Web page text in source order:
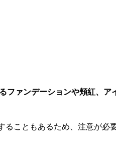
ファンデーションや頬紅、ア
こともあるため、注意が必要